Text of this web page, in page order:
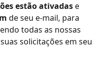
estão ativadas e
de seu e-mail, para
todas as nossas
solicitações em seu